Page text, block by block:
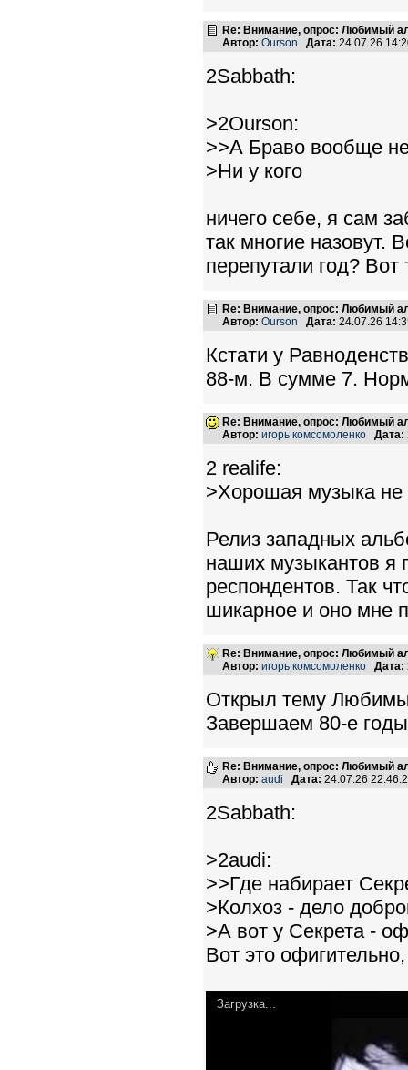
Re: Внимание, опрос: Любимый
Автор: Ourson Дата: 24.07.26
2Sabbath:
>2Ourson:
>>А Браво вообще
>Ни у кого
ничего себе, я сам
так многие назовут.
перепутали год?
Re: Внимание, опрос: Любимый
Автор: Ourson Дата: 24.07.26
Кстати у
88-м. В сумме 7.
Re: Внимание, опрос: Любимый
Автор: игорь комсомоленко Дата:
2 realife:
>Хорошая музыка не
Релиз западных
наших музыкантов я
респондентов. Так
шикарное и оно мне
Re: Внимание, опрос: Любимый
Автор: игорь комсомоленко Дата:
Открыл тему
Завершаем 80-е
Re: Внимание, опрос: Любимый
Автор: audi Дата: 24.07.26
2Sabbath:
>2audi:
>>Где набирает
>Колхоз - дело
>А вот у Секрета -
Вот это
Загрузка...